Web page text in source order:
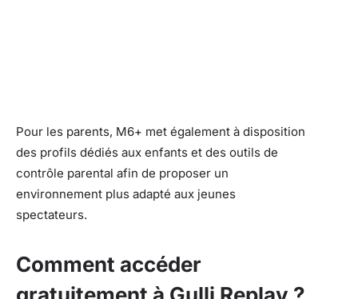
Pour les parents, M6+ met également à disposition
des profils dédiés aux enfants et des outils de
contrôle parental afin de proposer un
environnement plus adapté aux jeunes
spectateurs.
Comment accéder